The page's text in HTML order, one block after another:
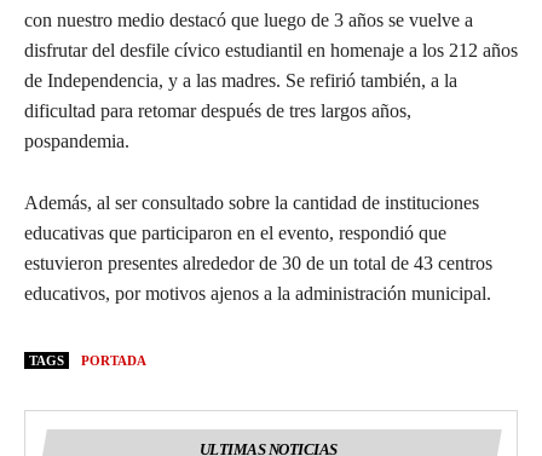
con nuestro medio destacó que luego de 3 años se vuelve a
disfrutar del desfile cívico estudiantil en homenaje a los 212 años
de Independencia, y a las madres. Se refirió también, a la
dificultad para retomar después de tres largos años,
pospandemia.
Además, al ser consultado sobre la cantidad de instituciones
educativas que participaron en el evento, respondió que
estuvieron presentes alrededor de 30 de un total de 43 centros
educativos, por motivos ajenos a la administración municipal.
TAGS PORTADA
ULTIMAS NOTICIAS